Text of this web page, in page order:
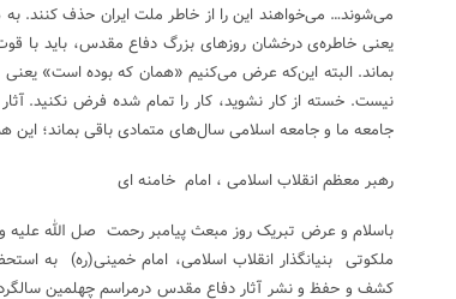
می‌شوند… می‌خواهند این را از خاطر ملت ایران حذف کنند.
یعنی خاطره‌ی درخشان روزهای بزرگ دفاع مقدس، باید
بماند. البته این‌که عرض می‌کنیم «همان که بوده است» یعنی
نیست. خسته از کار نشوید، کار را تمام شده فرض نکنید.
جامعه ما و جامعه اسلامی سال‌های متمادی باقی بماند؛
رهبر معظم انقلاب اسلامی ، امام خامنه ای
باسلام و عرض تبریک روز مبعث پیامبر رحمت صل الله علیه
ملکوتی بنیانگذار انقلاب اسلامی، امام خمینی(ره) به
کشف و حفظ و نشر آثار دفاع مقدس درمراسم چهلمین